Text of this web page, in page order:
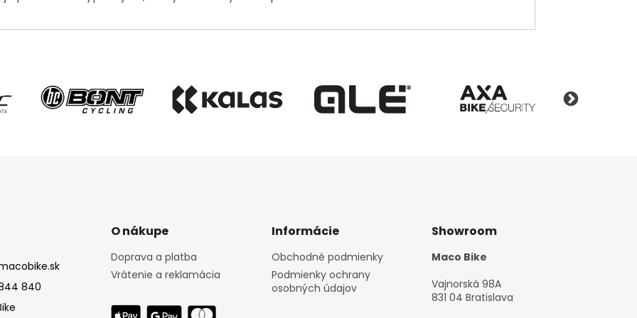
840
O nákupe
Doprava a platba
Vrátenie a reklamácia
Informácie
Obchodné podmienky
Podmienky ochrany
osobných údajov
Showroom
Maco Bike
Vajnorská 98A
831 04 Bratislava